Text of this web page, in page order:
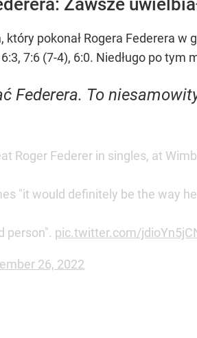
Zawsze
pokonał Rogera Federera
7:6 (7-4), 6:0. Niedługo po tym
Federera. To
Roger Federer in singles, at
"it would definitely be the way
person". pic.twitter.com/
26, 2022